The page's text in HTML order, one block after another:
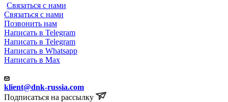
Связаться с нами
Связаться с нами
Позвонить нам
Написать в Telegram
Написать в Telegram
Написать в Whatsapp
Написать в Max
klient@dnk-russia.com
Подписаться на рассылку